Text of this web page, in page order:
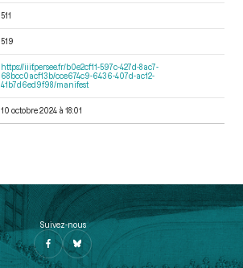
511
519
https://iiif.persee.fr/b0e2cf11-597c-427d-8ac7-
68bcc0acf13b/cce674c9-6436-407d-ac12-
41b7d6ed9f98/manifest
10 octobre 2024 à 18:01
Suivez-nous